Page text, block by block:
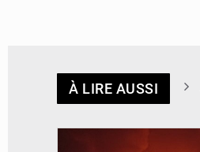
À LIRE AUSSI